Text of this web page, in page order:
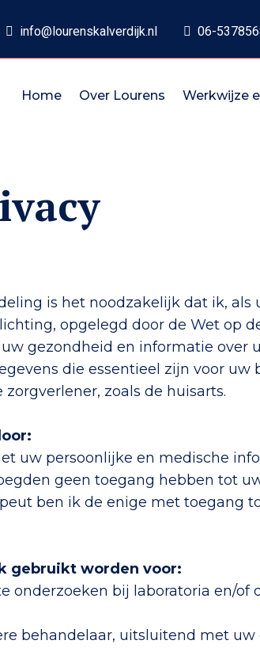
info@lourenskalverdijk.nl 06-
Home Over Lourens Werkwijze
is het noodzakelijk dat ik,
opgelegd door de Wet op
gezondheid en informatie over
die essentieel zijn voor
zoals de huisarts.
uw persoonlijke en medische
geen toegang hebben tot
ben ik de enige met toegang
gebruikt worden voor:
onderzoeken bij laboratoria en/
behandelaar, uitsluitend met